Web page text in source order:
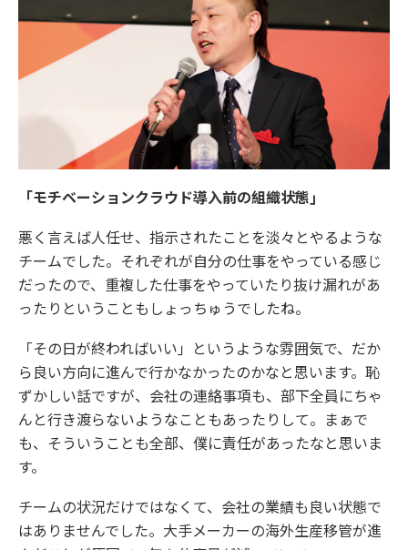
「モチベーションクラウド導入前の組織状態」
悪く言えば人任せ、指示されたことを淡々とやるような
チームでした。それぞれが自分の仕事をやっている感じ
だったので、重複した仕事をやっていたり抜け漏れがあ
ったりということもしょっちゅうでしたね。
「その日が終わればいい」というような雰囲気で、だか
ら良い方向に進んで行かなかったのかなと思います。恥
ずかしい話ですが、会社の連絡事項も、部下全員にちゃ
んと行き渡らないようなこともあったりして。まぁで
も、そういうことも全部、僕に責任があったなと思いま
す。
チームの状況だけではなくて、会社の業績も良い状態で
はありませんでした。大手メーカーの海外生産移管が進